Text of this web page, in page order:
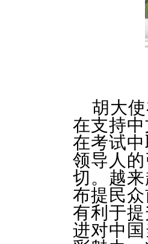
胡大
在支持
在考试
领导人
切。越
布提民
有利于
进对中